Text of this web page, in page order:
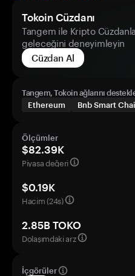
Tokoin Cüzdanı
Tangem ile Kripto
geleceğini deneyimleyin
Cüzdan Al
Tangem, Tokoin ağlarını
Ethereum
Bnb Smart
Ölçümler
$82.39K
Piyasa değeri
$0.19K
Hacim (24s)
2.85B TOKO
Dolaşımdaki arz
İçgörüler